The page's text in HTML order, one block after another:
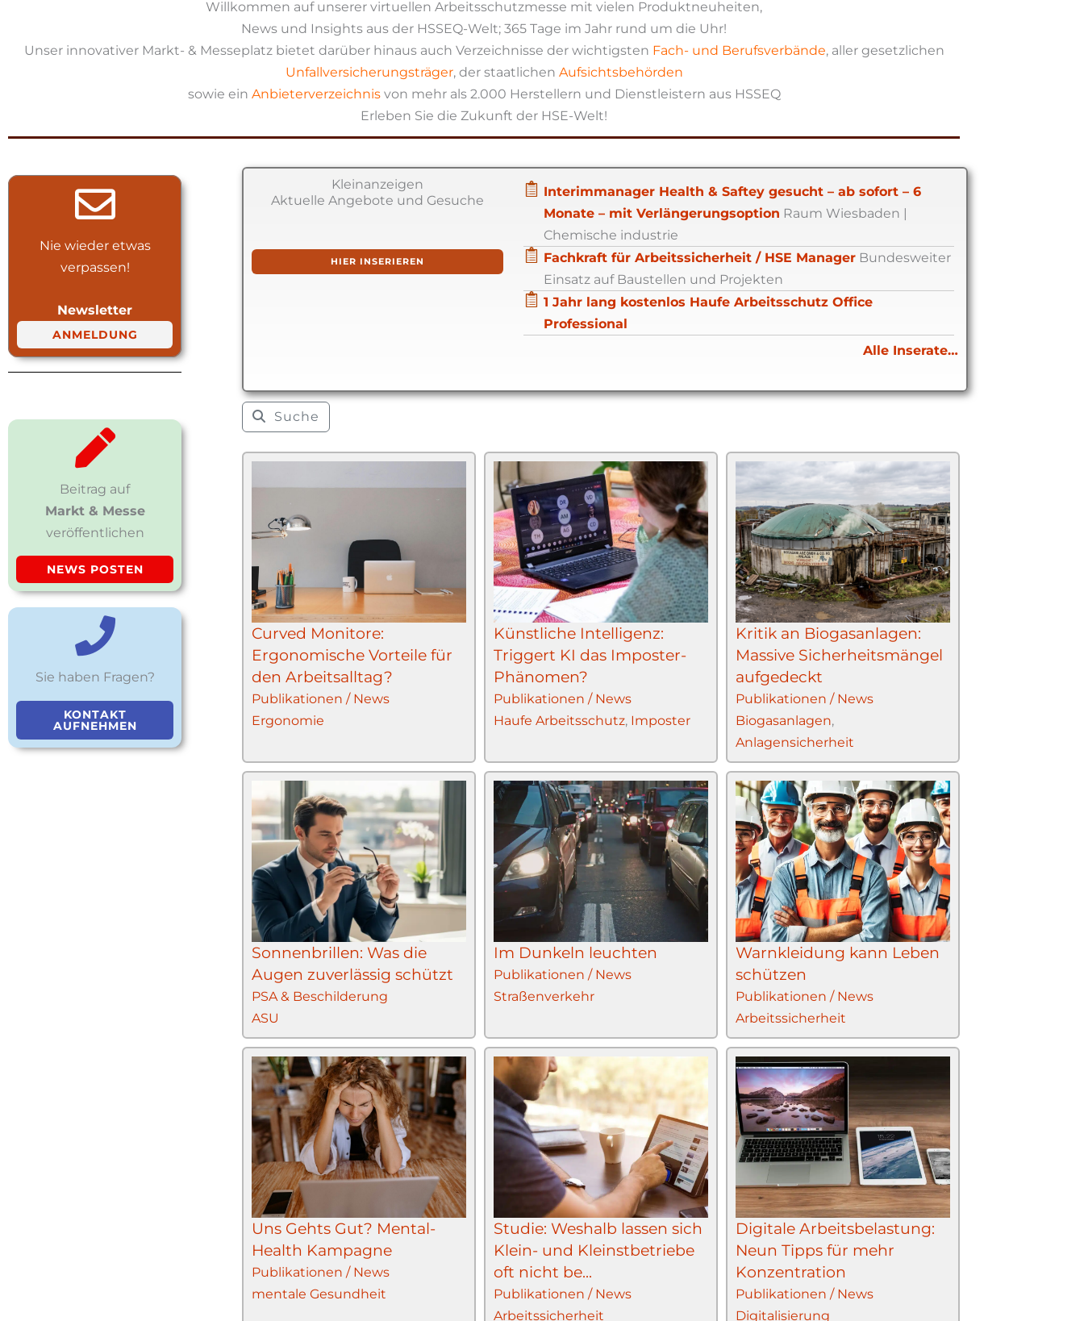
Willkommen auf unserer virtuellen Arbeitsschutzmesse mit vielen Produktneuheiten,
News und Insights aus der HSSEQ-Welt; 365 Tage im Jahr rund um die Uhr!
Unser innovativer Markt- & Messeplatz bietet darüber hinaus auch Verzeichnisse der wichtigsten Fach- und Berufsverbände, aller gesetzlichen
Unfallversicherungsträger, der staatlichen Aufsichtsbehörden
sowie ein Anbieterverzeichnisvon mehr als 2.000 Herstellern und Dienstleistern aus HSSEQ
Erleben Sie die Zukunft der HSE-Welt!
Nie wieder etwas
verpassen!
Newsletter
ANMELDUNG
Beitrag auf
Markt & Messe
veröffentlichen
NEWS POSTEN
Sie haben Fragen?
KONTAKT
AUFNEHMEN
Kleinanzeigen
Aktuelle Angebote und Gesuche
HIER INSERIEREN
Interimmanager Health & Saftey gesucht – ab sofort – 6
Monate – mit Verlängerungsoption Raum Wiesbaden |
Chemische industrie
Fachkraft für Arbeitssicherheit / HSE ManagerBundesweiter
Einsatz auf Baustellen und Projekten
1 Jahr lang kostenlos Haufe Arbeitsschutz Office
Professional
Alle Inserate…
Suche
Curved Monitore:
Ergonomische Vorteile für
den Arbeitsalltag?
Publikationen / News
Ergonomie
Künstliche Intelligenz:
Triggert KI das Imposter-
Phänomen?
Publikationen / News
Haufe Arbeitsschutz, Imposter
Kritik an Biogasanlagen:
Massive Sicherheitsmängel
aufgedeckt
Publikationen / News
Biogasanlagen,
Anlagensicherheit
Sonnenbrillen: Was die
Augen zuverlässig schützt
PSA & Beschilderung
ASU
Im Dunkeln leuchten
Publikationen / News
Straßenverkehr
Warnkleidung kann Leben
schützen
Publikationen / News
Arbeitssicherheit
Uns Gehts Gut? Mental-
Health Kampagne
Publikationen / News
mentale Gesundheit
Studie: Weshalb lassen sich
Klein- und Kleinstbetriebe
oft nicht be...
Publikationen / News
Arbeitssicherheit
Digitale Arbeitsbelastung:
Neun Tipps für mehr
Konzentration
Publikationen / News
Digitalisierung